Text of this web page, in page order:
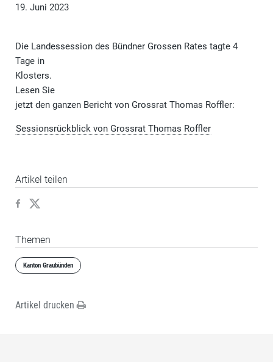
19. Juni 2023
Die Landessession des Bündner Grossen Rates tagte 4
Tage in
Klosters.
Lesen Sie
jetzt den ganzen Bericht von Grossrat Thomas Roffler:
Sessionsrückblick von Grossrat Thomas Roffler
Artikel teilen
Themen
Kanton Graubünden
Artikel drucken